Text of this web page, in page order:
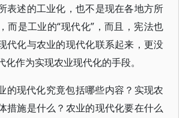
表述的工业化，也不是现在各地方所
而是工业的“现代化”，而且，宪法也
代化与农业的现代化联系起来，更没
化作为实现农业现代化的手段。
的现代化究竟包括哪些内容？实现农
措施是什么？农业的现代化要在什么